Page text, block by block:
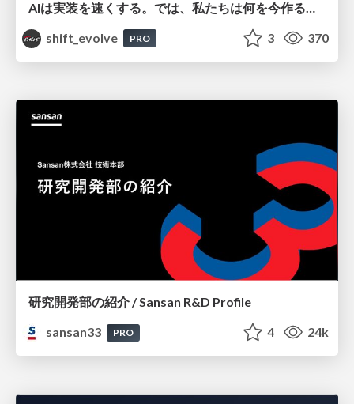
shift_evolve
PRO 3 370
研究開発部の紹介 / Sansan R&D Profile
sansan33
PRO 4 24k